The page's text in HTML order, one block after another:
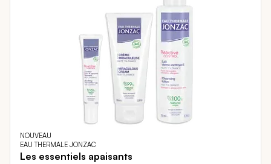
NOUVEAU
EAU THERMALE JONZAC
Les essentiels apaisants